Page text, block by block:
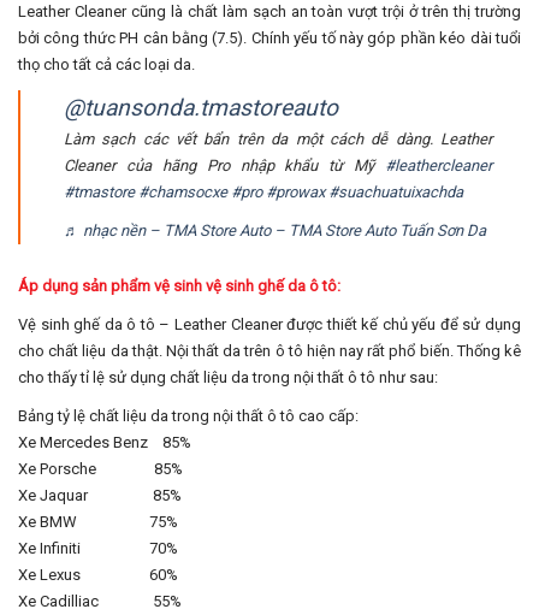
Leather Cleaner cũng là chất làm sạch an toàn vượt trội ở trên thị trường
bởi công thức PH cân bằng (7.5). Chính yếu tố này góp phần kéo dài tuổi
thọ cho tất cả các loại da.
@tuansonda.tmastoreauto
Làm sạch các vết bẩn trên da một cách dễ dàng. Leather
Cleaner của hãng Pro nhập khẩu từ Mỹ #leathercleaner
#tmastore #chamsocxe #pro #prowax #suachuatuixachda
♬ nhạc nền – TMA Store Auto – TMA Store Auto Tuấn Sơn Da
Áp dụng sản phẩm vệ sinh vệ sinh ghế da ô tô:
Vệ sinh ghế da ô tô – Leather Cleaner được thiết kế chủ yếu để sử dụng
cho chất liệu da thật. Nội thất da trên ô tô hiện nay rất phổ biến. Thống kê
cho thấy tỉ lệ sử dụng chất liệu da trong nội thất ô tô như sau:
Bảng tỷ lệ chất liệu da trong nội thất ô tô cao cấp:
Xe Mercedes Benz 85%
Xe Porsche 85%
Xe Jaquar 85%
Xe BMW 75%
Xe Infiniti 70%
Xe Lexus 60%
Xe Cadilliac 55%